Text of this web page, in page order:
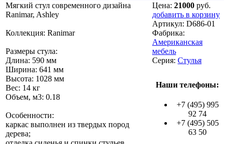
Мягкий стул современного дизайна
Ranimar, Ashley
Коллекция: Ranimar
Размеры стула:
Длина: 590 мм
Ширина: 641 мм
Высота: 1028 мм
Вес: 14 кг
Объем, м3: 0.18
Особенности:
каркас выполнен из твердых пород
дерева;
Цена: 21000 руб.
добавить в корзину
Артикул: D686-01
Фабрика:
Американская
мебель
Серия: Стулья
Наши телефоны:
+7 (495) 995
92 74
+7 (495) 505
63 50